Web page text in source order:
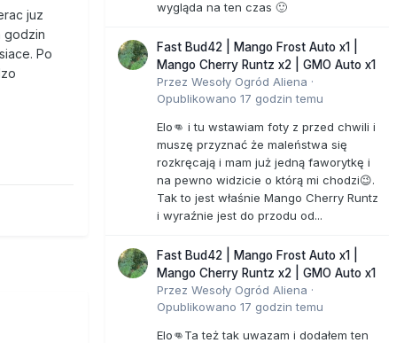
juz
godzin
Po
wygląda na ten czas 🙂
Fast Bud42 | Mango Frost Auto x1 |
Mango Cherry Runtz x2 | GMO Auto x1
Przez Wesoły Ogród Aliena ·
Opublikowano 17 godzin temu
Elo👊 i tu wstawiam foty z przed chwili i
muszę przyznać że maleństwa się
rozkręcają i mam już jedną faworytkę i
na pewno widzicie o którą mi chodzi😉.
Tak to jest właśnie Mango Cherry Runtz
i wyraźnie jest do przodu od...
Fast Bud42 | Mango Frost Auto x1 |
Mango Cherry Runtz x2 | GMO Auto x1
Przez Wesoły Ogród Aliena ·
Opublikowano 17 godzin temu
Elo👊Ta też tak uwazam i dodałem ten